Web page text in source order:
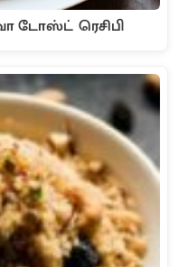
டோஸ்ட் ரெசிபி